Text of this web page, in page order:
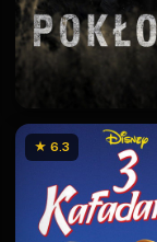
★ 6.3